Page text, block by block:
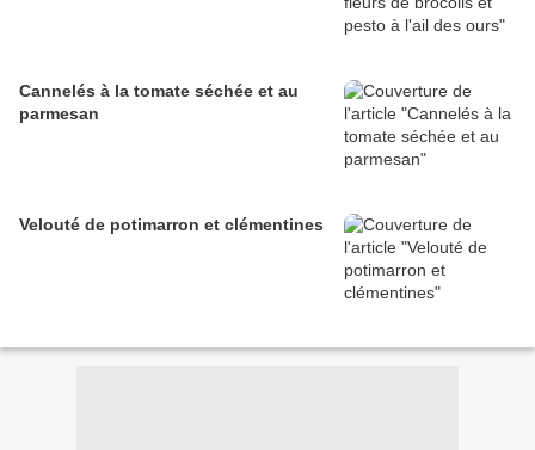
Cannelés à la tomate séchée et au
parmesan
Velouté de potimarron et clémentines